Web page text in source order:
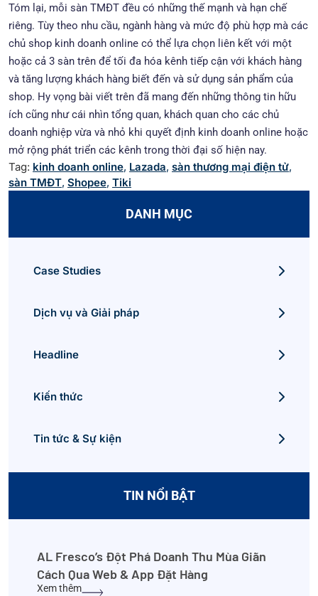
Tóm lại, mỗi sàn TMĐT đều có những thế mạnh và hạn chế
riêng. Tùy theo nhu cầu, ngành hàng và mức độ phù hợp mà các
chủ shop kinh doanh online có thể lựa chọn liên kết với một
hoặc cả 3 sàn trên để tối đa hóa kênh tiếp cận với khách hàng
và tăng lượng khách hàng biết đến và sử dụng sản phẩm của
shop. Hy vọng bài viết trên đã mang đến những thông tin hữu
ích cũng như cái nhìn tổng quan, khách quan cho các chủ
doanh nghiệp vừa và nhỏ khi quyết định kinh doanh online hoặc
mở rộng phát triển các kênh trong thời đại số hiện nay.
Tag: kinh doanh online, Lazada, sàn thương mại điện tử,
sàn TMĐT, Shopee, Tiki
DANH MỤC
Case Studies
Dịch vụ và Giải pháp
Headline
Kiến thức
Tin tức & Sự kiện
TIN NỔI BẬT
AL Fresco’s Đột Phá Doanh Thu Mùa Giãn
Cách Qua Web & App Đặt Hàng
Xem thêm